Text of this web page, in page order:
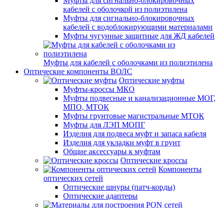
кабелей с оболочкой из полиэтилена
Муфты для сигнально-блокировочных
кабелей с водоблокирующими материалами
Муфты чугунные защитные для ЖД кабелей
Муфты для кабелей с оболочками из полиэтилена
Оптические компоненты ВОЛС
Оптические муфты
Муфты-кроссы МКО
Муфты подвесные и канализационные МОГ,
МПО, МТОК
Муфты грунтовые магистральные МТОК
Муфты для ЛЭП МОПГ
Изделия для подвеса муфт и запаса кабеля
Изделия для укладки муфт в грунт
Общие аксессуары к муфтам
Оптические кроссы
Компоненты
оптических сетей
Оптические шнуры (патч-корды)
Оптические адаптеры